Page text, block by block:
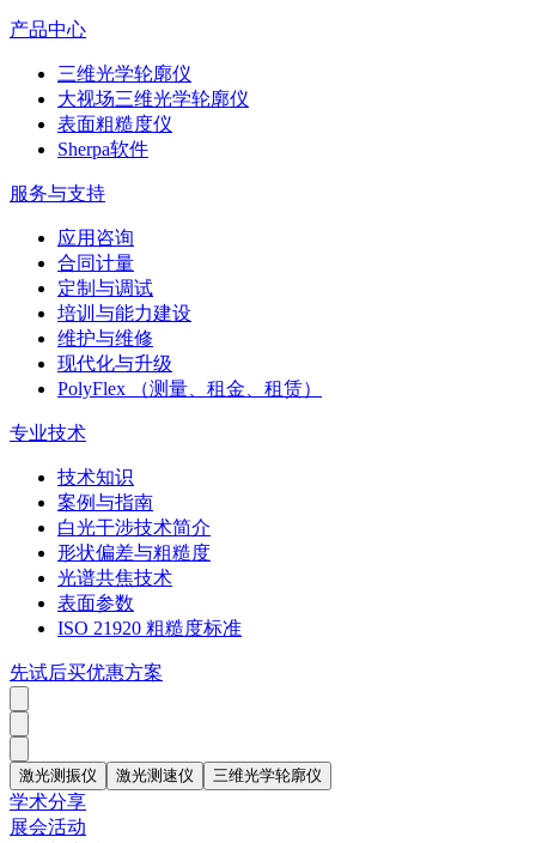
产品中心
三维光学轮廓仪
大视场三维光学轮廓仪
表面粗糙度仪
Sherpa软件
服务与支持
应用咨询
合同计量
定制与调试
培训与能力建设
维护与维修
现代化与升级
PolyFlex （测量、租金、租赁）
专业技术
技术知识
案例与指南
白光干涉技术简介
形状偏差与粗糙度
光谱共焦技术
表面参数
ISO 21920 粗糙度标准
先试后买优惠方案
激光测振仪 激光测速仪 三维光学轮廓仪
学术分享
展会活动